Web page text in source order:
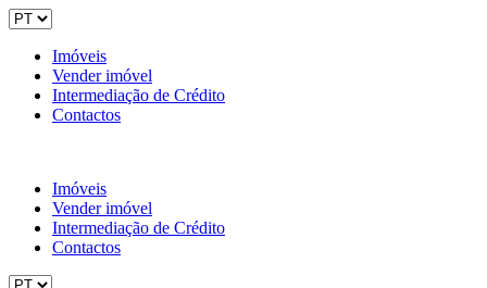
Imóveis
Vender imóvel
Intermediação de Crédito
Contactos
Imóveis
Vender imóvel
Intermediação de Crédito
Contactos